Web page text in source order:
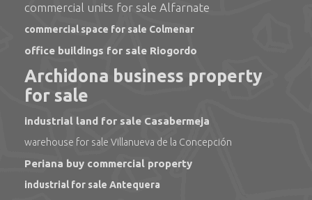
commercial units for sale Alfarnate
commercial space for sale Colmenar
office buildings for sale Riogordo
Archidona business property
for sale
industrial land for sale Casabermeja
warehouse for sale Villanueva de la Concepción
Periana buy commercial property
industrial for sale Antequera